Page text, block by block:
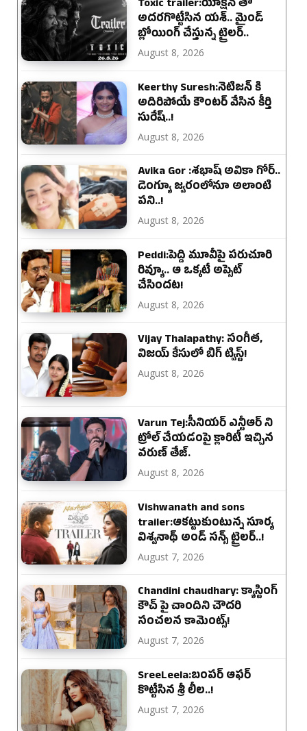
Toxic trailer:యాక్షన్ తో
అదరగొట్టేసిన యశ్.. మైండ్
బ్లోయింగ్ చేస్తున్న ట్రైలర్..
August 8, 2026
Keerthy Suresh:నెటిజన్ కి
అదిరిపోయే కౌంటర్ వేసిన కీర్తి
సురేష్..!
August 8, 2026
Avika Gor :శభాష్ అవికా గోర్‌..
డెంగ్యూ జ్వరంలోనూ అలాంటి
పని..!
August 8, 2026
Peddi:పెద్ది మూవీపై పరుచూరి
రివ్యూ.. ఆ ఒక్కటే అప్సెట్
చేసిందట!
August 8, 2026
Vijay Thalapathy: సంగీత,
విజయ్ కేసులో బిగ్ ట్విస్ట్!
August 8, 2026
Varun Tej:సీనియర్ ఎన్టీఆర్ ని
ట్రోల్ చేయడంపై క్లారిటీ ఇచ్చిన
వరుణ్ తేజ్.
August 8, 2026
Vishwanath and sons
trailer:ఆకట్టుకుంటున్న సూర్య
విశ్వనాథ్ అండ్ సన్స్ ట్రైలర్..!
August 7, 2026
Chandini chaudhary: క్యాస్టింగ్
కౌచ్ పై చాందిని చౌదరి
సంచలన కామెంట్స్!
August 7, 2026
SreeLeela:బంపర్ ఆఫర్
కొట్టేసిన శ్రీ లీల..!
August 7, 2026